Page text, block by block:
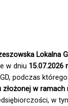
Lokalna
w dniu 15.07.2026 r
podczas
w ramach
w